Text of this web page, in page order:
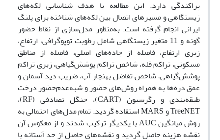
پراکندگی دارد. این مطالعه با هدف شناسایی لکه‌های
زیستگاهی و مسیرهای اتصال بین لکه‌های شناخته برای پلنگ
ایرانی انجام گرفته است. به‌منظور مدل‌سازی از نقاط حضور
گونه و 11 متغیر زیستگاهی شامل رطوبت توپوگرافی، ارتفاع،
زبری ارتفاع، فاصله از جاده‌های اصلی، فاصله از مناطق
مسکونی، تراکم قله، شاخص تراکم پوشش‌گیاهی، زبری تراکم
پوشش‌گیاهی، شاخص تفاضل بهنجار آب، ضریب دید آسمان و
عمق دره‌ها به همراه روش‌های حضور و شبه‌عدم‌حضور درخت
طبقه‌بندی و رگرسیون (CART)، جنگل تصادفی (RF)،
TreeNET و MARS استفاده گردید. تمام مدل‌های احتمالی به
روش میانگین AUC با یکدیگر ترکیب شدند و از معکوس آن
نقشه هزینه حاصل گردید و نقشه‌های حاصل از حد آستانه با